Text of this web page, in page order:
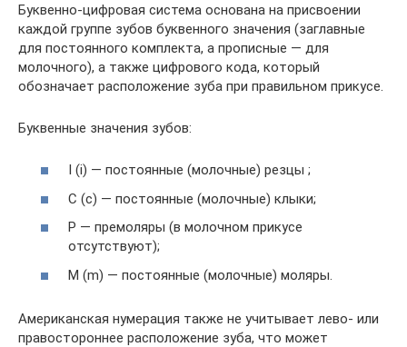
Буквенно-цифровая система основана на присвоении
каждой группе зубов буквенного значения (заглавные
для постоянного комплекта, а прописные — для
молочного), а также цифрового кода, который
обозначает расположение зуба при правильном прикусе.
Буквенные значения зубов:
I (i) — постоянные (молочные) резцы ;
С (с) — постоянные (молочные) клыки;
P — премоляры (в молочном прикусе
отсутствуют);
M (m) — постоянные (молочные) моляры.
Американская нумерация также не учитывает лево- или
правостороннее расположение зуба, что может